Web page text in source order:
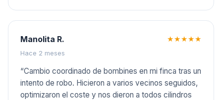
Manolita R.
Hace 2 meses
★★★★★
“Cambio coordinado de bombines en mi finca tras un
intento de robo. Hicieron a varios vecinos seguidos,
optimizaron el coste y nos dieron a todos cilindros